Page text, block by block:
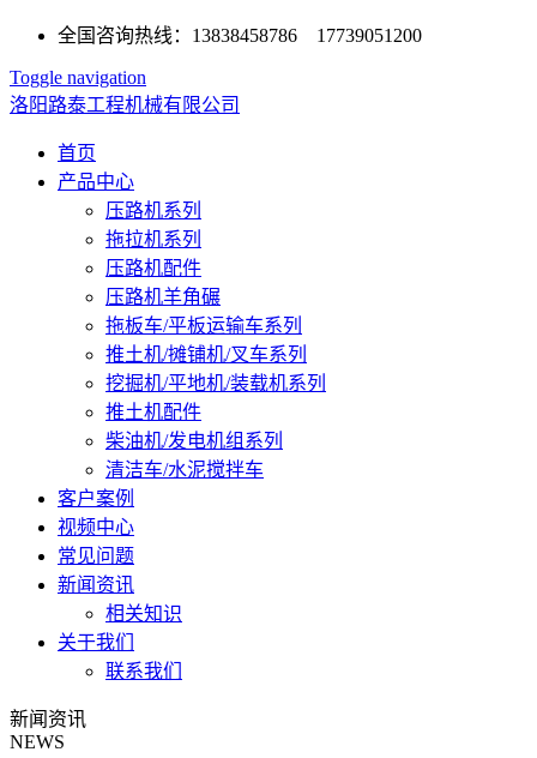
全国咨询热线：13838458786 17739051200
Toggle navigation
洛阳路泰工程机械有限公司
首页
产品中心
压路机系列
拖拉机系列
压路机配件
压路机羊角碾
拖板车/平板运输车系列
推土机/摊铺机/叉车系列
挖掘机/平地机/装载机系列
推土机配件
柴油机/发电机组系列
清洁车/水泥搅拌车
客户案例
视频中心
常见问题
新闻资讯
相关知识
关于我们
联系我们
新闻资讯
NEWS